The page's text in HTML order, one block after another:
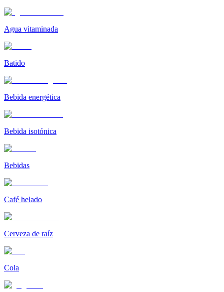
Agua vitaminada
Batido
Bebida energética
Bebida isotónica
Bebidas
Café helado
Cerveza de raíz
Cola